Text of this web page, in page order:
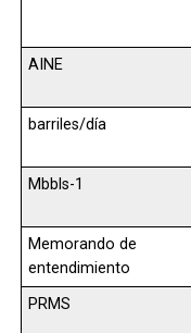
AINE
barriles/día
Mbbls-1
Memorando de
entendimiento
PRMS